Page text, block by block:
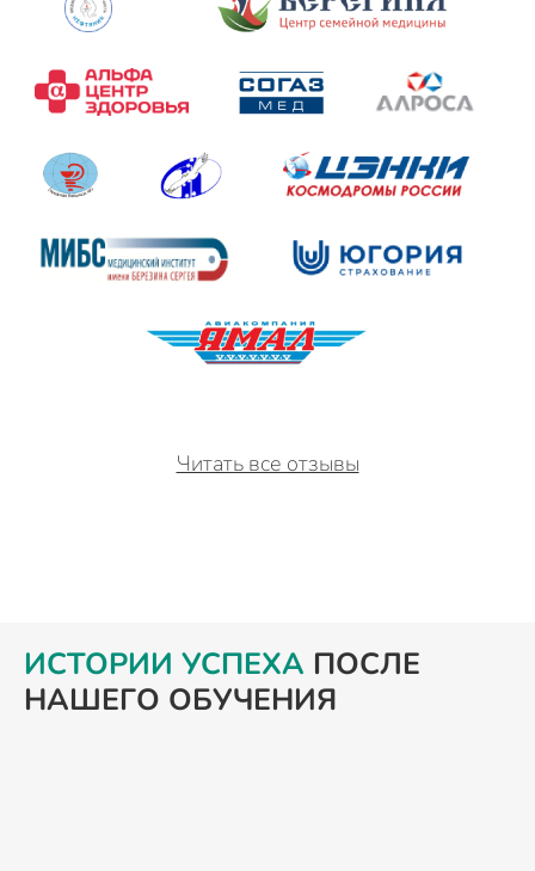
Читать все отзывы
ИСТОРИИ УСПЕХА ПОСЛЕ
НАШЕГО ОБУЧЕНИЯ